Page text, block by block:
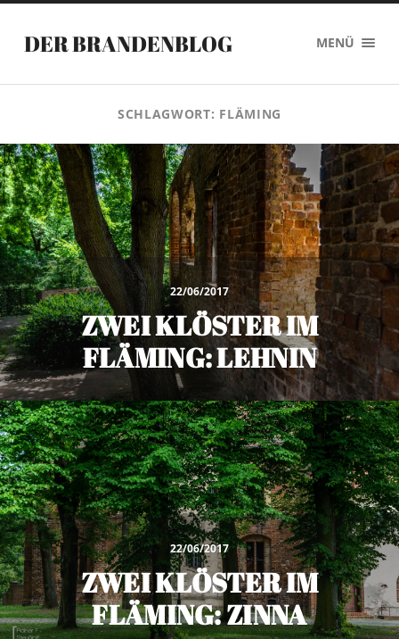
DER BRANDENBLOG MENÜ
SCHLAGWORT: FLÄMING
22/06/2017
ZWEI KLÖSTER IM
FLÄMING: LEHNIN
22/06/2017
ZWEI KLÖSTER IM
FLÄMING: ZINNA